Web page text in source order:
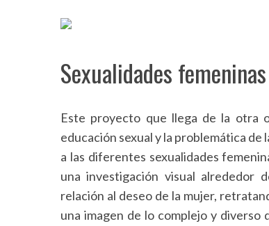
Sexualidades femeninas
Este proyecto que llega de la otra
educación sexual y la problemática de
a las diferentes sexualidades
una investigación visual alrededor
relación al deseo de la mujer,
una imagen de lo complejo y diverso
r
: